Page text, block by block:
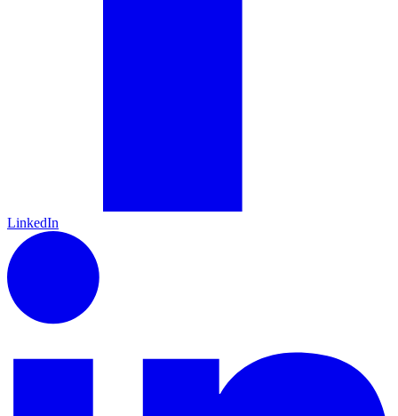
LinkedIn